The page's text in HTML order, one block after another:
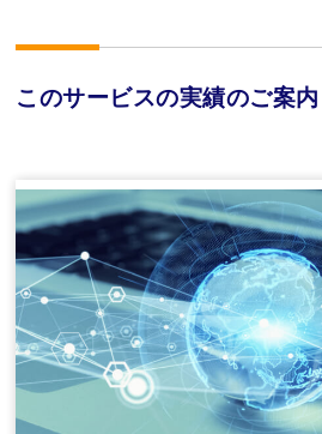
このサービスの実績のご案内